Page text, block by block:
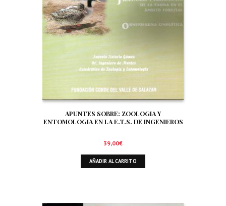
APUNTES SOBRE: ZOOLOGIA Y
ENTOMOLOGIA EN LA E.T.S. DE INGENIEROS
FORESTAL. ORNITOFAUNA CINEGETICA
39,00€
AÑADIR AL CARRITO